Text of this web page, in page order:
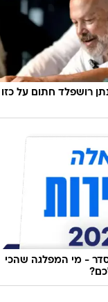
רושפלד חתום על כזו
- מי המפלגה שהכי